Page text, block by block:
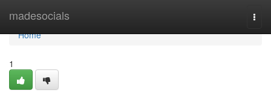
madesocials
Home
Home
1